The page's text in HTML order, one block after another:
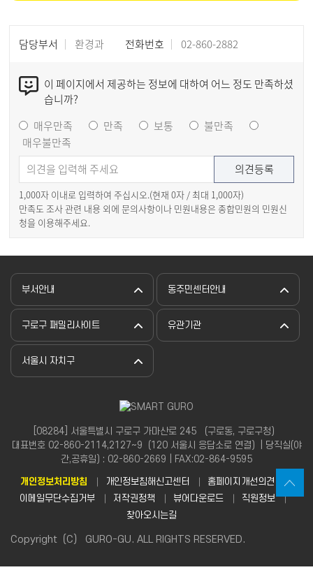
담당부서 환경과 전화번호 02-860-2882
이 페이지에서 제공하는 정보에 대하여 어느 정도 만족하셨
습니까?
매우만족
만족 보통
불만족
매우불만족
1,000자 이내로 입력하여 주십시오.(현재 0자 / 최대 1,000자)
만족도 조사 관련 내용 외에 문의사항이나 민원내용은 종합민원의 민원신
청을 이용해주세요.
부서안내 동주민센터안내
구로구 패밀리사이트 유관기관
서울시 자치구
[08284] 서울특별시 구로구 가마산로 245 （구로동, 구로구청）
대표번호 02-860-2114,2127~9（120 서울시 응답소로 연결）| 당직실(야
간,공휴일) : 02-860-2669 | FAX:02-864-9595
개인정보처리방침 개인정보침해신고센터
홈페이지개선의견
이메일무단수집거부
저작권정책 뷰어다운로드
직원정보
찾아오시는길
Copyright（C） GURO-GU. ALL RIGHTS RESERVED.